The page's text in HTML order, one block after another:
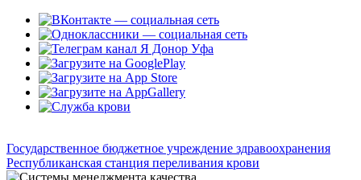
Государственное бюджетное учреждение здравоохранения
Республиканская станция переливания крови